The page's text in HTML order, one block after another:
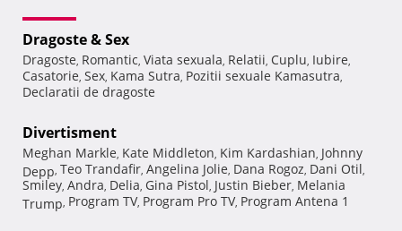
Dragoste & Sex
Dragoste, Romantic, Viata sexuala, Relatii, Cuplu, Iubire,
Casatorie, Sex, Kama Sutra, Pozitii sexuale Kamasutra,
Declaratii de dragoste
Divertisment
Meghan Markle, Kate Middleton, Kim Kardashian, Johnny
Depp, Teo Trandafir, Angelina Jolie, Dana Rogoz, Dani Otil,
Smiley, Andra, Delia, Gina Pistol, Justin Bieber, Melania
Trump, Program TV, Program Pro TV, Program Antena 1